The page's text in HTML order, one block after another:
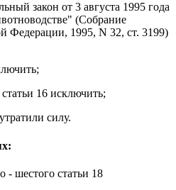
закон от 3 августа 1995 года
(Собрание
Федерации, 1995, N 32, ст. 3199)
16 исключить;
утратили силу.
- шестого статьи 18